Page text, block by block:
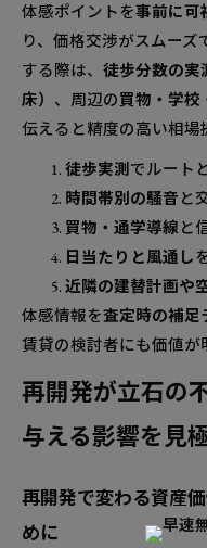
体感ポイントを事前に可
り、価格交渉がスムー
する際は、 徒歩分数の実
床） 、周辺の買物・学校
伝えると精度の高い相場
徒歩実測でルート
時間帯別の騒音 と
買物・通学導線 と
日当たりと風通し
近隣の建替計画や
体感情報を査定時の補足
賃貸の検討者にも価値が
再開発が立石の
与える影響を見
再開発で変わる資産
めに